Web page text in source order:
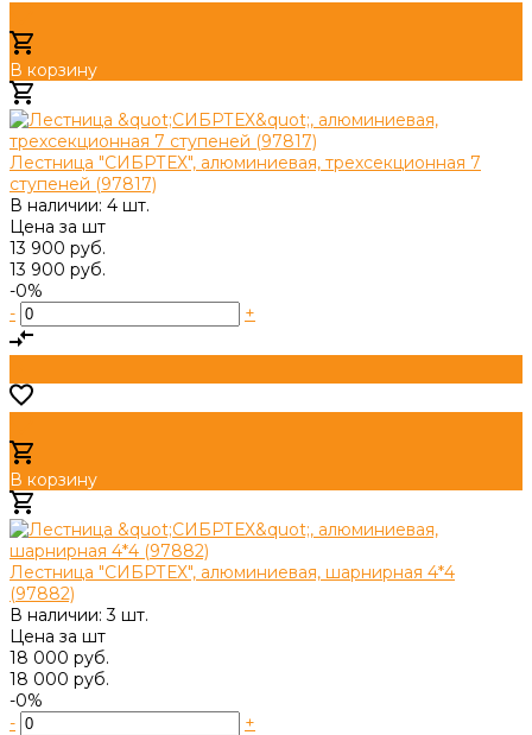
В корзину
Лестница "СИБРТЕХ", алюминиевая, трехсекционная 7
ступеней (97817)
В наличии: 4 шт.
Цена за шт
13 900 руб.
13 900 руб.
-0%
-
+
В корзину
Лестница "СИБРТЕХ", алюминиевая, шарнирная 4*4
(97882)
В наличии: 3 шт.
Цена за шт
18 000 руб.
18 000 руб.
-0%
-
+